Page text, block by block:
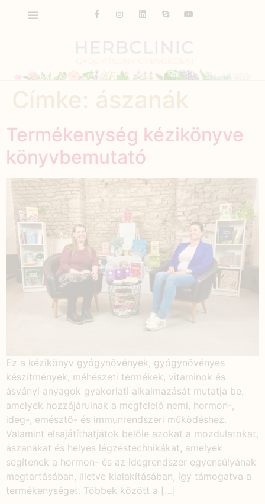
Termékenység kézikönyve
könyvbemutató
Ez a kézikönyv gyógynövények, gyógynövényes
készítmények, méhészeti termékek, vitaminok és
ásványi anyagok gyakorlati alkalmazását mutatja be,
amelyek hozzájárulnak a megfelelő nemi, hormon-,
ideg-, emésztő- és immunrendszeri működéshez.
Valamint elsajátíthatjátok belőle azokat a mozdulatokat,
ászanákat és helyes légzéstechnikákat, amelyek
segítenek a hormon- és az idegrendszer egyensúlyának
megtartásában, illetve kialakításában, így támogatva a
termékenységet. Többek között a […]